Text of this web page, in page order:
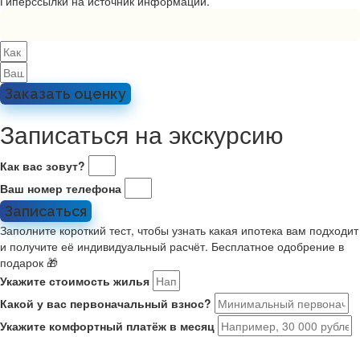
Заказать оценку
Записаться на экскурсию
Как вас зовут?
Ваш номер телефона
Записаться
Заполните короткий тест, чтобы узнать какая ипотека вам подходит
и получите её индивидуальный расчёт. Бесплатное одобрение в
подарок 🎁
Укажите стоимость жилья
Какой у вас первоначальный взнос?
Укажите комфортный платёж в месяц